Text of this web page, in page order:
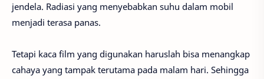
jendela. Radiasi yang menyebabkan suhu dalam mobil
menjadi terasa panas.
Tetapi kaca film yang digunakan haruslah bisa menangkap
cahaya yang tampak terutama pada malam hari. Sehingga